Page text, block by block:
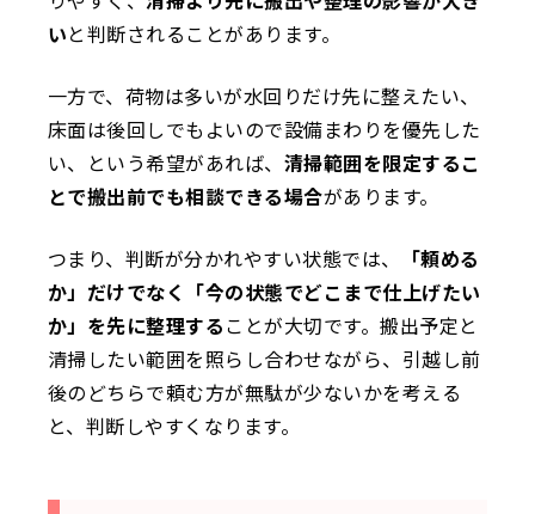
いと判断されることがあります。
一方で、荷物は多いが水回りだけ先に整えたい、
床面は後回しでもよいので設備まわりを優先した
い、という希望があれば、 清掃範囲を限定するこ
とで搬出前でも相談できる場合があります。
つまり、判断が分かれやすい状態では、
「頼める
か」だけでなく「今の状態でどこまで仕上げたい
か」を先に整理することが大切です。搬出予定と
清掃したい範囲を照らし合わせながら、引越し前
後のどちらで頼む方が無駄が少ないかを考える
と、判断しやすくなります。